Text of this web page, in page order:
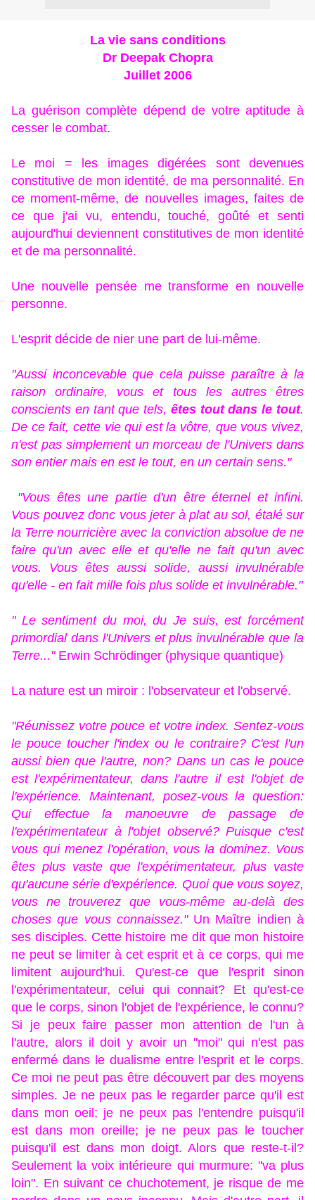
La vie sans conditions
Dr Deepak Chopra
Juillet 2006
La guérison complète dépend de votre aptitude à
cesser le combat.
Le moi = les images digérées sont devenues
constitutive de mon identité, de ma personnalité. En
ce moment-même, de nouvelles images, faites de
ce que j'ai vu, entendu, touché, goûté et senti
aujourd'hui deviennent constitutives de mon identité
et de ma personnalité.
Une nouvelle pensée me transforme en nouvelle
personne.
L'esprit décide de nier une part de lui-même.
"Aussi inconcevable que cela puisse paraître à la
raison ordinaire, vous et tous les autres êtres
conscients en tant que tels, êtes tout dans le tout.
De ce fait, cette vie qui est la vôtre, que vous vivez,
n'est pas simplement un morceau de l'Univers dans
son entier mais en est le tout, en un certain sens."
"Vous êtes une partie d'un être éternel et infini.
Vous pouvez donc vous jeter à plat au sol, étalé sur
la Terre nourricière avec la conviction absolue de ne
faire qu'un avec elle et qu'elle ne fait qu'un avec
vous. Vous êtes aussi solide, aussi invulnérable
qu'elle - en fait mille fois plus solide et invulnérable."
" Le sentiment du moi, du Je suis, est forcément
primordial dans l'Univers et plus invulnérable que la
Terre..."Erwin Schrödinger (physique quantique)
La nature est un miroir : l'observateur et l'observé.
"Réunissez votre pouce et votre index. Sentez-vous
le pouce toucher l'index ou le contraire? C'est l'un
aussi bien que l'autre, non? Dans un cas le pouce
est l'expérimentateur, dans l'autre il est l'objet de
l'expérience. Maintenant, posez-vous la question:
Qui effectue la manoeuvre de passage de
l'expérimentateur à l'objet observé? Puisque c'est
vous qui menez l'opération, vous la dominez. Vous
êtes plus vaste que l'expérimentateur, plus vaste
qu'aucune série d'expérience. Quoi que vous soyez,
vous ne trouverez que vous-même au-delà des
choses que vous connaissez."Un Maître indien à
ses disciples. Cette histoire me dit que mon histoire
ne peut se limiter à cet esprit et à ce corps, qui me
limitent aujourd'hui. Qu'est-ce que l'esprit sinon
l'expérimentateur, celui qui connait? Et qu'est-ce
que le corps, sinon l'objet de l'expérience, le connu?
Si je peux faire passer mon attention de l'un à
l'autre, alors il doit y avoir un "moi" qui n'est pas
enfermé dans le dualisme entre l'esprit et le corps.
Ce moi ne peut pas être découvert par des moyens
simples. Je ne peux pas le regarder parce qu'il est
dans mon oeil; je ne peux pas l'entendre puisqu'il
est dans mon oreille; je ne peux pas le toucher
puisqu'il est dans mon doigt. Alors que reste-t-il?
Seulement la voix intérieure qui murmure: "va plus
loin". En suivant ce chuchotement, je risque de me